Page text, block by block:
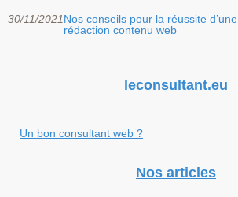
30/11/2021Nos conseils pour la réussite d’une
rédaction contenu web
leconsultant.eu
Un bon consultant web ?
Nos articles